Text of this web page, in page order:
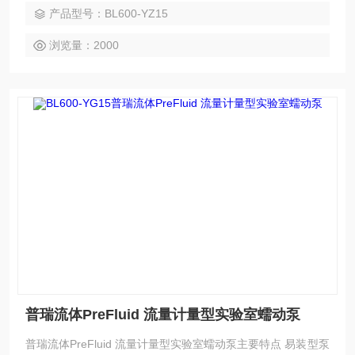
产品型号：BL600-YZ15
浏览量：2000
普瑞流体PreFluid 流量计量型实验室蠕动泵
普瑞流体PreFluid 流量计量型实验室蠕动泵主要特点 易装型泵